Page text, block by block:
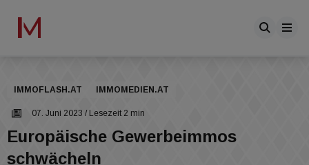
IMMOFLASH.AT IMMOMEDIEN.AT
07. Juni 2023 / Lesezeit 2 min
Europäische Gewerbeimmos
schwächeln